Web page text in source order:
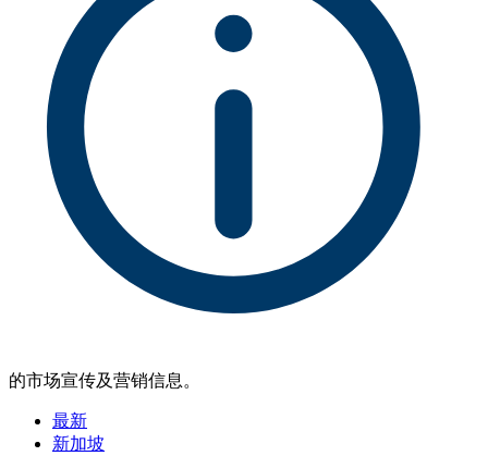
的市场宣传及营销信息。
最新
新加坡